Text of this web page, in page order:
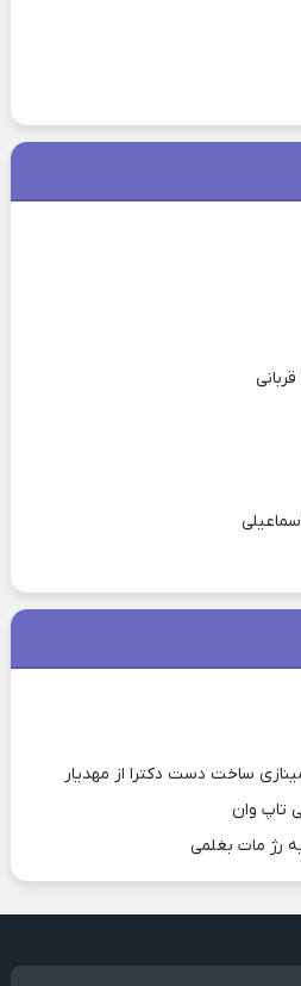
ساخت دست دکترا از مهدیار
تاپ وان
رژ مات بغلمی